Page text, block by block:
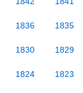
1836 1835
1830 1829
1824 1823